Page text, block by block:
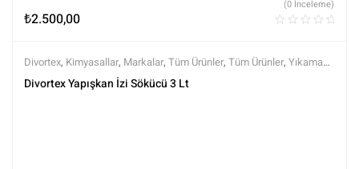
₺2.500,00
(0 İnceleme)
Divortex, Kimyasallar, Markalar, Tüm Ürünler, Tüm Ürünler, Yıkama
Ürünleri
Divortex Yapışkan İzi Sökücü 3 Lt